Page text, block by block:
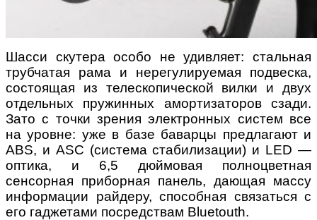
Шасси скутера особо не удивляет: стальная
трубчатая рама и нерегулируемая подвеска,
состоящая из телескопической вилки и двух
отдельных пружинных амортизаторов сзади.
Зато с точки зрения электронных систем все
на уровне: уже в базе баварцы предлагают и
ABS, и ASC (система стабилизации) и LED —
оптика, и 6,5 дюймовая полноцветная
сенсорная приборная панель, дающая массу
информации райдеру, способная связаться с
его гаджетами посредствам Bluetouth.